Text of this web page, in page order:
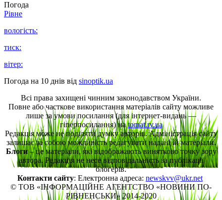
Погода
Рівне
вологість:
тиск:
вітер:
Погода на 10 днів від sinoptik.ua
Всі права захищені чинним законодавством України.
Повне або часткове використання матеріалів сайту можливе
лише за умови посилання (для інтернет-видань —
гіперпосилання) наtomat.rv.ua
Редакція може не поділяти думку авторів. Адміністрація сайту
залишає за собою можливість редагувати надані їй матеріали.
Блоги– це матеріали, які відображають винятково точку зору
автора. Редакція не несе відповідальність за публікації
блогерів.
Контакти сайту: Електронна адреса: newskvv@ukr.net
© ТОВ «ІНФОРМАЦІЙНЕ АГЕНТСТВО «НОВИНИ ПО-
РІВНЕНСЬКИ» 2014-2020